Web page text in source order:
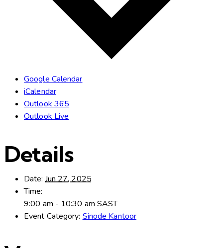
Google Calendar
iCalendar
Outlook 365
Outlook Live
Details
Date: Jun 27, 2025
Time:
9:00 am - 10:30 am SAST
Event Category: Sinode Kantoor